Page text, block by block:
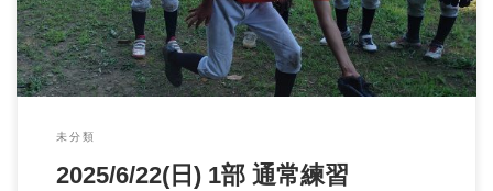
未分類
2025/6/22(日) 1部 通常練習